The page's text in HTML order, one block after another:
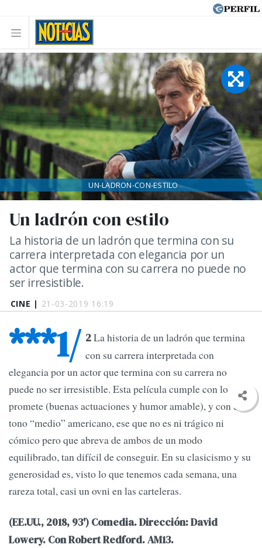
CINE | 21-03-2019 16:19
Un ladrón con estilo
La historia de un ladrón que termina con su
carrera interpretada con elegancia por un
actor que termina con su carrera no puede no
ser irresistible.
UN-LADRON-CON-ESTILO
***1/ 2La historia de un ladrón que termina
con su carrera interpretada con
elegancia por un actor que termina con su carrera no
puede no ser irresistible. Esta película cumple con lo que
promete (buenas actuaciones y humor amable), y con el
tono “medio” americano, ese que no es ni trágico ni
cómico pero que abreva de ambos de un modo
equilibrado, tan difícil de conseguir. En su clasicismo y su
generosidad es, visto lo que tenemos cada semana, una
rareza total, casi un ovni en las carteleras.
(EE.UU., 2018, 93') Comedia. Dirección: David
Lowery. Con Robert Redford. AM13.